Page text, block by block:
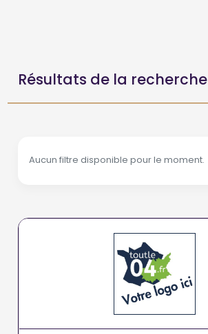
Résultats de la recherche
Aucun filtre disponible pour le moment.